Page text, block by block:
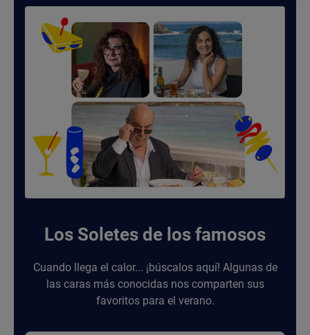
Los Soletes de los famosos
Cuando llega el calor... ¡búscalos aquí! Algunas de
las caras más conocidas nos comparten sus
favoritos para el verano.